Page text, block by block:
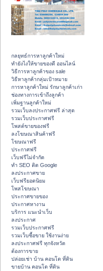
กลยุทธ์การหาลูกค้าใหม่
ทํายังไงให้ขายของดี ออนไลน์
วิธีการหาลูกค้าของ sale
วิธีหาลูกค้ากลุ่มเป้าหมาย
การหาลูกค้าใหม่ รักษาลูกค้าเก่า
ช่องทางการเข้าถึงลูกค้า
เพิ่มฐานลูกค้าใหม่
รวมเว็บลงประกาศฟรี ล่าสุด
รวมเว็บประกาศฟรี
โพสต์ขายของฟรี
ลงโฆษณาสินค้าฟรี
โฆษณาฟรี
ประกาศฟรี
เว็บฟรีไม่จำกัด
ทำ SEO ติด Google
ลงประกาศขาย
เว็บฟรียอดนิยม
โพสโฆษณา
ประกาศขายของ
ประกาศหางาน
บริการ แนะนำเว็บ
ลงประกาศ
รวมเว็บประกาศฟรี
รวมเว็บซื้อขาย ใช้งานง่าย
ลงประกาศฟรี ทุกจังหวัด
ต้องการขาย
ปล่อยเช่า บ้าน คอนโด ที่ดิน
ขายบ้าน คอนโด ที่ดิน